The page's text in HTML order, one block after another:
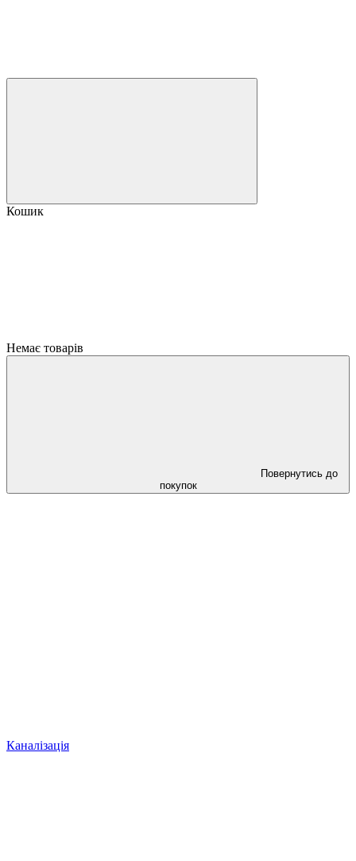
Кошик
Немає товарів
Повернутись до
покупок
Каналізація